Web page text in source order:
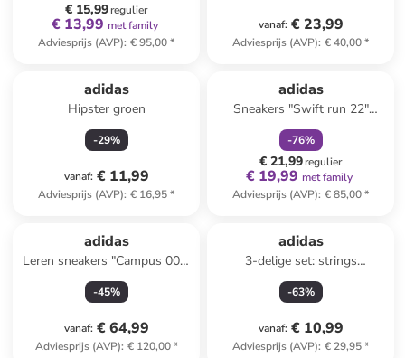
€ 15,99regulier
€ 13,99 met family
Adviesprijs (AVP): € 95,00*
vanaf: € 23,99
Adviesprijs (AVP): € 40,00*
adidas
Hipster groen
-29%
vanaf: € 11,99
Adviesprijs (AVP): € 16,95*
adidas
Sneakers "Swift run 22"
blauw
-76%
€ 21,99regulier
€ 19,99 met family
Adviesprijs (AVP): € 85,00*
adidas
Leren sneakers "Campus 00s"
zwart
-45%
vanaf: € 64,99
Adviesprijs (AVP): € 120,00*
adidas
3-delige set: strings
lichtroze/turquoise/zwart
-63%
vanaf: € 10,99
Adviesprijs (AVP): € 29,95*